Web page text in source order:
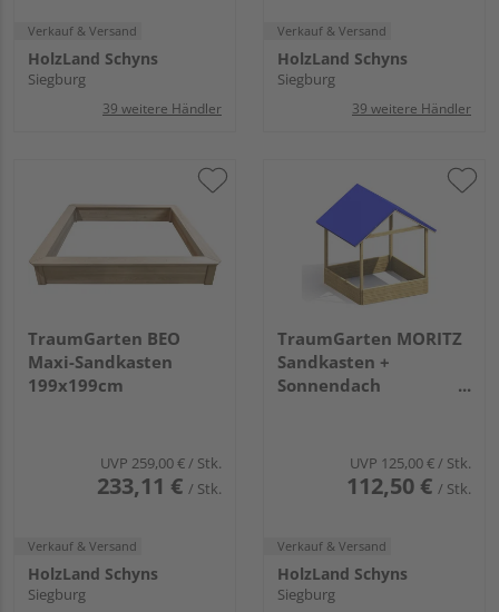
Verkauf & Versand
HolzLand Schyns
Siegburg
39 weitere Händler
Verkauf & Versand
HolzLand Schyns
Siegburg
39 weitere Händler
TraumGarten BEO
Maxi-Sandkasten
199x199cm
UVP 259,00 €/ Stk.
233,11 € / Stk.
Verkauf & Versand
HolzLand Schyns
Siegburg
TraumGarten MORITZ
Sandkasten +
Sonnendach
UVP 125,00 €/ Stk.
112,50 € / Stk.
Verkauf & Versand
HolzLand Schyns
Siegburg